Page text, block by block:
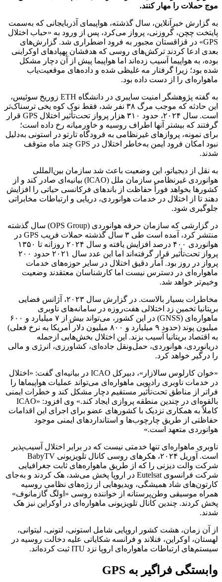
موج حملات را مهار کنند.
به گزارش خبرآنلاین،‌ سال گذشته، هواپیمای آذربایجانی که به‌سمت
پایتخت چچن، گروزنی، پرواز می‌کرد، پس از ورود به «حباب اختلال
GPS» در قزاقستان مجبور به فرود اضطراری شد. گزارش‌های
بعدی ادعا کردند ترکش‌های روسی که هدفشان پهپادهای اوکراینی
بوده، به هواپیما آسیب زده‌اند اما هواپیما پیش از آن دچار مشکل
شده بود؛ زیرا گرفتار مه غلیظی شده و داده‌های موقعیت‌یاب
ماهواره‌ای را از دست داده بود.
به گفته پژوهشگر امنیت سایبری در دانشگاه ETH زوریخ سوئیس،
این حادثه که موجب مرگ ۳۸ نفر شد، فقط نوک کوه یخی ترسناک‌تر
است. سال ۲۰۲۴، حدود ۳۱۰ هزار پرواز تحت‌تأثیر اختلال GPS قرار
گرفتند که بیشتر آنها اطراف روسیه و خاورمیانه رخ داده است؛
برای نمونه، پروازهای غیرنظامی به فرودگاه تارتو در استونی به‌دلیل
نبود امکان فرود ایمن به‌خاطر اختلال در GPS چند ماه متوقف
شدند.
به نقل از دیجیاتو، این وضعیت باعث شد سازمان بین‌المللی
هوانوردی غیرنظامی سازمان ملل (ICAO) بیانیه‌ای صادر کند و از
کشورها بخواهد فوراً حفاظت از باندهای فرکانسی حیاتی را افزایش
دهند تا از اختلال در خدمات هوانوردی، دریایی و ارتباطات مخابراتی
جلوگیری شود.
در گزارشی که سازمان حرفه‌ هوانوردی (OPS Group) سال گذشته
منتشر کرد، آمده است طی ۳ سال گذشته حملات فریب GPS در
هوانوردی ۴۰۰ درصد افزایش یافته و سال ۲۰۲۴ روزانه تا ۱۳۵۰
پرواز تحت‌تأثیر قرار گرفته‌اند اما این عدد سال ۲۰۲۱ حدود ۲۰۰
پرواز در روز بود. آمار دقیق اختلال در سایر حوزه‌های خدمات
ماهواره‌ای در دسترس نیست اما کارشناسان معتقدند وضعیت
وخیم‌تر خواهد شد.
مخاطرات بسیار بالاست. در گزارش سال ۲۰۲۳، آژانس فضایی
بریتانیا تخمین زد اختلالی هفت‌روزه در سامانه‌های ناوبری
ماهواره‌ای (GNSS) در این کشور، می‌تواند بیش از ۷ میلیارد و ۶۰۰
میلیون پوند (حدود ۹ میلیارد و ۸۰۰ میلیون دلار آمریکا به نرخ فعلی)
به اقتصاد بریتانیا آسیب بزند. این اختلال بخش‌هایی ازجمله
دریانوردی، هوانوردی، حمل‌ونقل جاده‌ای، کشاورزی، انرژی و مالی
را درگیر خواهد کرد.
«خوان کارلوس سالازار»، دبیرکل ICAO در بیانیه‌ای گفت: «اختلال
در خدمات ناوبری رادیویی ماهواره‌ای می‌تواند عملیات هواپیماها را
فراتر از مناطق تحت‌تأثیر مستقیم دچار مشکل کند و خطرات ایمنی
بالقوه‌ای در چندین منطقه پروازی ایجاد کند.» وی افزود: «ICAO
کاملاً به همکاری نزدیک با کشورهای عضو برای اجرای این اقدامات
حفاظتی از طریق چارچوب‌ها و استانداردهای ایمنی موجود
هوانوردی متعهد است.»
ناوبری ماهواره‌ای تنها خدمتی نیست که در برابر اختلال آسیب‌پذیر
است. آوریل ۲۰۲۴، هکرهای روسی کانال تلویزیونی BabyTV
شرکت والت دیزنی را که از طریق ماهواره‌های ثابت جغرافیایی
شرکت فرانسوی Eutelsat در اروپا پخش می‌شد، هک کردند و به‌جای
کارتون‌های شاد همیشگی، ویدیوهایی از رژه‌های نظامی روسیه
همراه موسیقی وطن‌پرستانه از خواننده روسی «اولگ گازمانوف»
پخش کردند. چندین کانال تلویزیونی ماهواره‌ای در اوکراین نیز هک
شدند.
از آن زمان، هشت کشور اروپایی شامل استونی، لتونی، لیتوانی،
لهستان، اوکراین، فنلاند و فرانسه شکایاتی علیه دخالت روسیه در
سیستم‌های ارتباطات ماهواره‌ای اروپا نزد ITU ثبت کرده‌اند.
وابستگی فراگیر به GPS